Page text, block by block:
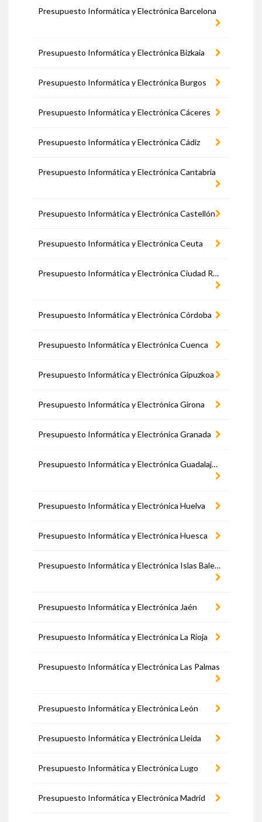
Presupuesto Informática y Electrónica Barcelona
Presupuesto Informática y Electrónica Bizkaia
Presupuesto Informática y Electrónica Burgos
Presupuesto Informática y Electrónica Cáceres
Presupuesto Informática y Electrónica Cádiz
Presupuesto Informática y Electrónica Cantabria
Presupuesto Informática y Electrónica Castellón
Presupuesto Informática y Electrónica Ceuta
Presupuesto Informática y Electrónica Ciudad Real
Presupuesto Informática y Electrónica Córdoba
Presupuesto Informática y Electrónica Cuenca
Presupuesto Informática y Electrónica Gipuzkoa
Presupuesto Informática y Electrónica Girona
Presupuesto Informática y Electrónica Granada
Presupuesto Informática y Electrónica Guadalajara
Presupuesto Informática y Electrónica Huelva
Presupuesto Informática y Electrónica Huesca
Presupuesto Informática y Electrónica Islas Baleares
Presupuesto Informática y Electrónica Jaén
Presupuesto Informática y Electrónica La Rioja
Presupuesto Informática y Electrónica Las Palmas
Presupuesto Informática y Electrónica León
Presupuesto Informática y Electrónica Lleida
Presupuesto Informática y Electrónica Lugo
Presupuesto Informática y Electrónica Madrid